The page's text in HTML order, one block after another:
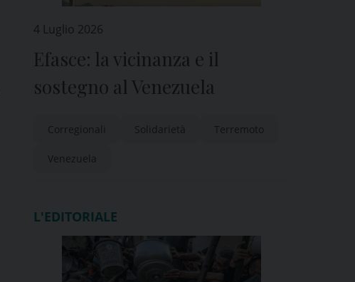
4 Luglio 2026
Efasce: la vicinanza e il
sostegno al Venezuela
Corregionali Solidarietà Terremoto
Venezuela
L'EDITORIALE